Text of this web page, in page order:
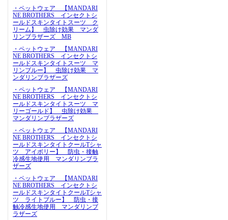
・ペットウェア 【MANDARI
NE BROTHERS インセクトシ
ールドスキンタイトスーツ ク
リーム】 虫除け効果 マンダ
リンブラザーズ MB
・ペットウェア 【MANDARI
NE BROTHERS インセクトシ
ールドスキンタイトスーツ マ
リンブルー】 虫除け効果 マ
ンダリンブラザーズ
・ペットウェア 【MANDARI
NE BROTHERS インセクトシ
ールドスキンタイトスーツ マ
リーゴールド】 虫除け効果
マンダリンブラザーズ
・ペットウェア 【MANDARI
NE BROTHERS インセクトシ
ールドスキンタイトクールTシャ
ツ アイボリー】 防虫・接触
冷感生地使用 マンダリンブラ
ザーズ
・ペットウェア 【MANDARI
NE BROTHERS インセクトシ
ールドスキンタイトクールTシャ
ツ ライトブルー】 防虫・接
触冷感生地使用 マンダリンブ
ラザーズ